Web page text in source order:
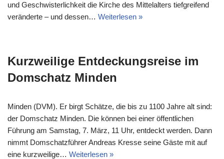
und Geschwisterlichkeit die Kirche des Mittelalters tiefgreifend
veränderte – und dessen… Weiterlesen »
Kurzweilige Entdeckungsreise im
Domschatz Minden
Minden (DVM). Er birgt Schätze, die bis zu 1100 Jahre alt sind:
der Domschatz Minden. Die können bei einer öffentlichen
Führung am Samstag, 7. März, 11 Uhr, entdeckt werden. Dann
nimmt Domschatzführer Andreas Kresse seine Gäste mit auf
eine kurzweilige… Weiterlesen »